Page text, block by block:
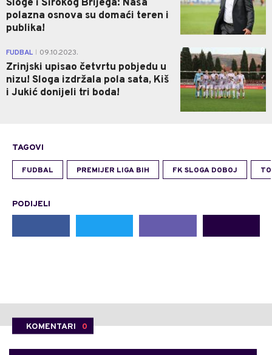
Sloge i Širokog Brijega: Naša
polazna osnova su domaći teren i
publika!
FUDBAL 09.10.2023.
Zrinjski upisao četvrtu pobjedu u
nizu! Sloga izdržala pola sata, Kiš
i Jukić donijeli tri boda!
0
TAGOVI
FUDBAL PREMIJER LIGA BIH FK SLOGA DOBOJ
PODIJELI
KOMENTARI 0